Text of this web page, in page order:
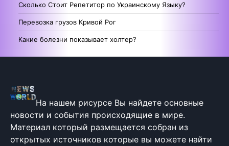
Сколько Стоит Репетитор по Украинскому Языку?
Перевозка грузов Кривой Рог
Какие болезни показывает холтер?
На нашем рисурсе Вы найдете основные
новости и события происходящие в мире.
Материал который размещается собран из
открытых источников которые вы можете найти